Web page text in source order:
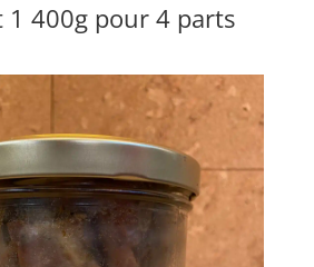
1 400g pour 4 parts